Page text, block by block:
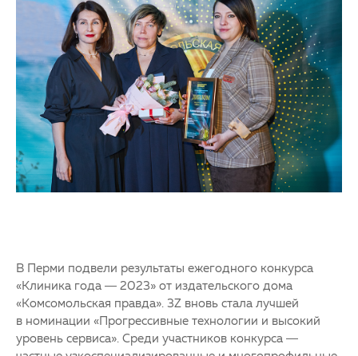
В Перми подвели результаты ежегодного конкурса
«Клиника года — 2023» от издательского дома
«Комсомольская правда». 3Z вновь стала лучшей
в номинации «Прогрессивные технологии и высокий
уровень сервиса». Среди участников конкурса —